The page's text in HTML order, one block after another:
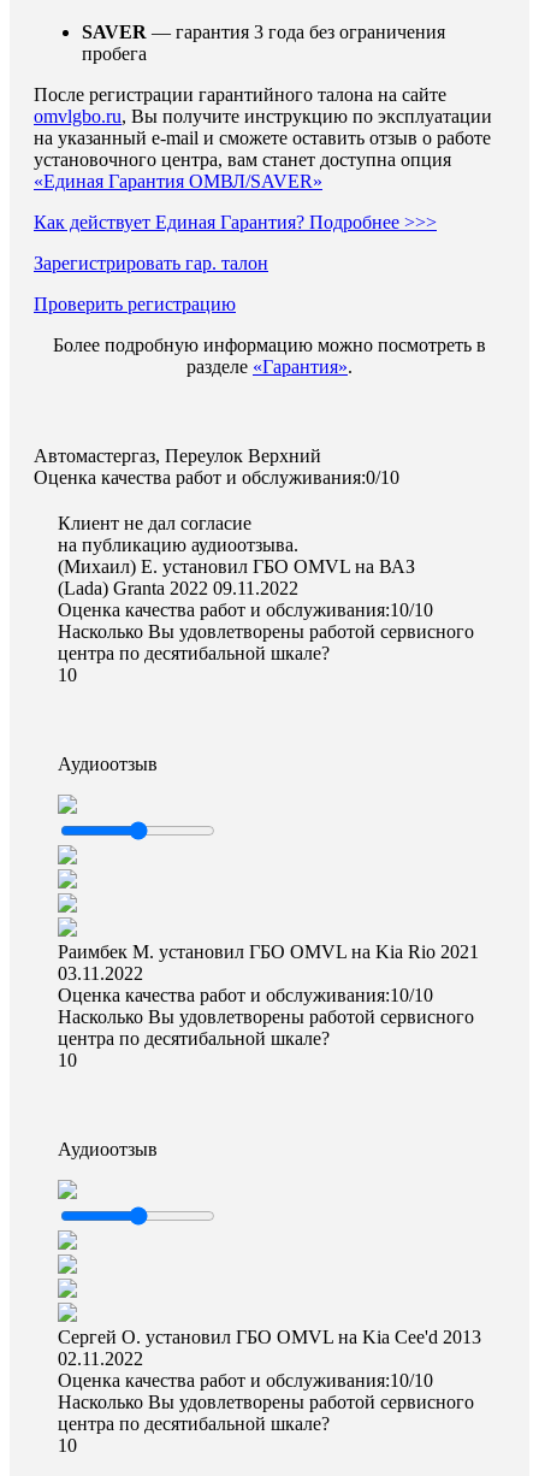
SAVER — гарантия 3 года без ограничения
пробега
После регистрации гарантийного талона на сайте
omvlgbo.ru, Вы получите инструкцию по эксплуатации
на указанный e-mail и сможете оставить отзыв о работе
установочного центра, вам станет доступна опция
«Единая Гарантия ОМВЛ/SAVER»
Как действует Единая Гарантия? Подробнее >>>
Зарегистрировать гар. талон
Проверить регистрацию
Более подробную информацию можно посмотреть в
разделе «Гарантия».
Автомастергаз, Переулок Верхний
Оценка качества работ и обслуживания:0/10
Клиент не дал согласие
на публикацию аудиоотзыва.
(Михаил) Е. установил ГБО OMVL на ВАЗ
(Lada) Granta 2022 09.11.2022
Оценка качества работ и обслуживания:10/10
Насколько Вы удовлетворены работой сервисного
центра по десятибальной шкале?
10
Аудиоотзыв
Раимбек М. установил ГБО OMVL на Kia Rio 2021
03.11.2022
Оценка качества работ и обслуживания:10/10
Насколько Вы удовлетворены работой сервисного
центра по десятибальной шкале?
10
Аудиоотзыв
Сергей О. установил ГБО OMVL на Kia Cee'd 2013
02.11.2022
Оценка качества работ и обслуживания:10/10
Насколько Вы удовлетворены работой сервисного
центра по десятибальной шкале?
10